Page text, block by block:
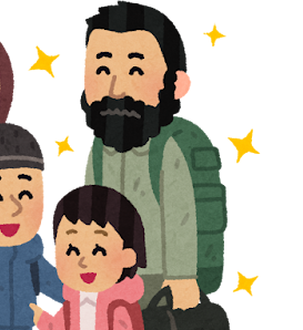
い作品ばかりアニメ化してて心配に
メ業界で100年続いている暗黙の伝
手に停めた車がバチバチにブロック
結末がめっちゃおもろいｗｗｗ【タ
他愛のない対立ってある？」日本
立つ位置」